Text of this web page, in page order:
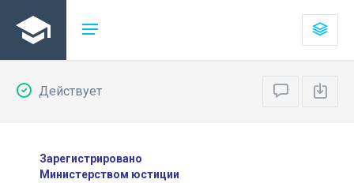
Действует
Зарегистрировано
Министерством юстиции